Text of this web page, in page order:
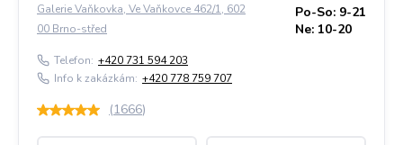
Galerie Vaňkovka, Ve Vaňkovce 462/1, 602
00 Brno-střed
Po-So: 9-21
Ne: 10-20
Telefon: +420 731 594 203
Info k zakázkám: +420 778 759 707
(1666)